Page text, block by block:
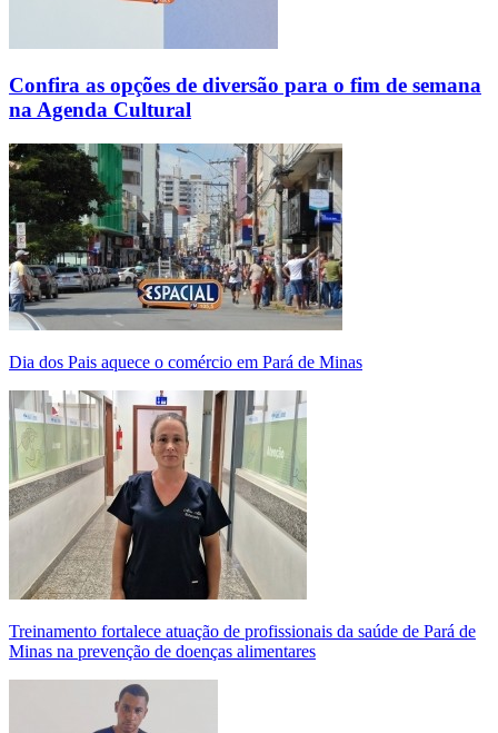
Confira as opções de diversão para o fim de semana
na Agenda Cultural
Dia dos Pais aquece o comércio em Pará de Minas
Treinamento fortalece atuação de profissionais da saúde de Pará de
Minas na prevenção de doenças alimentares